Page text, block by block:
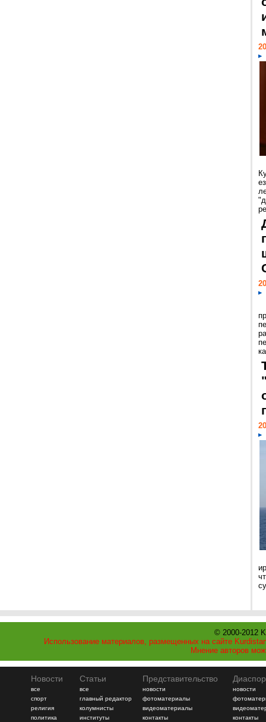
© 2000-2012
Использование материалов, размещенных на сайте
Мнение авторов
Новости
все
спорт
религия
политика
Статьи
все
главный редактор
колумнисты
институты
Представительство
новости
фотоматериалы
видеоматериалы
контакты
новости
контакты